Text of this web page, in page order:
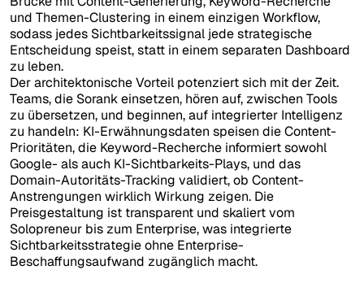
und Themen-Clustering in einem einzigen Workflow,
sodass jedes Sichtbarkeitssignal jede strategische
Entscheidung speist, statt in einem separaten Dashboard
zu leben.
Der architektonische Vorteil potenziert sich mit der Zeit.
Teams, die Sorank einsetzen, hören auf, zwischen Tools
zu übersetzen, und beginnen, auf integrierter Intelligenz
zu handeln: KI-Erwähnungsdaten speisen die Content-
Prioritäten, die Keyword-Recherche informiert sowohl
Google- als auch KI-Sichtbarkeits-Plays, und das
Domain-Autoritäts-Tracking validiert, ob Content-
Anstrengungen wirklich Wirkung zeigen. Die
Preisgestaltung ist transparent und skaliert vom
Solopreneur bis zum Enterprise, was integrierte
Sichtbarkeitsstrategie ohne Enterprise-
Beschaffungsaufwand zugänglich macht.